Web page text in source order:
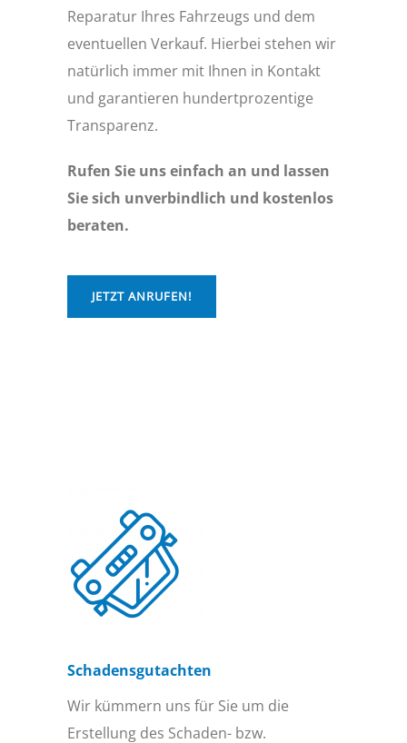
Reparatur Ihres Fahrzeugs und dem
eventuellen Verkauf. Hierbei stehen wir
natürlich immer mit Ihnen in Kontakt
und garantieren hundertprozentige
Transparenz.
Rufen Sie uns einfach an und lassen
Sie sich unverbindlich und kostenlos
beraten.
JETZT ANRUFEN!
Schadensgutachten
Wir kümmern uns für Sie um die
Erstellung des Schaden- bzw.